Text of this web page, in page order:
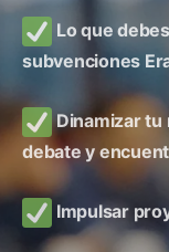
Lo que
subvenciones
Dinamizar tu
debate y
Impulsar